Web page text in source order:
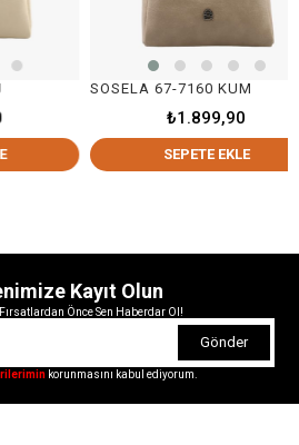
SOSELA 67-7160 KUM
₺1.899,90
SEPETE EKLE
Kayıt Olun
Önce Sen Haberdar Ol!
Gönder
korunmasını kabul ediyorum.